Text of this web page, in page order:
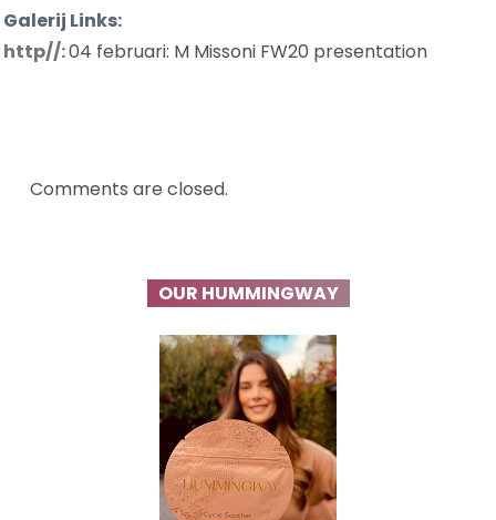
Galerij Links:
http//:04 februari: M Missoni FW20 presentation
Comments are closed.
OUR HUMMINGWAY